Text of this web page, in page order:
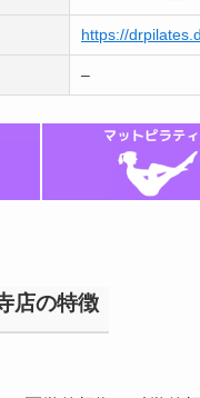
https://
–
店の特徴